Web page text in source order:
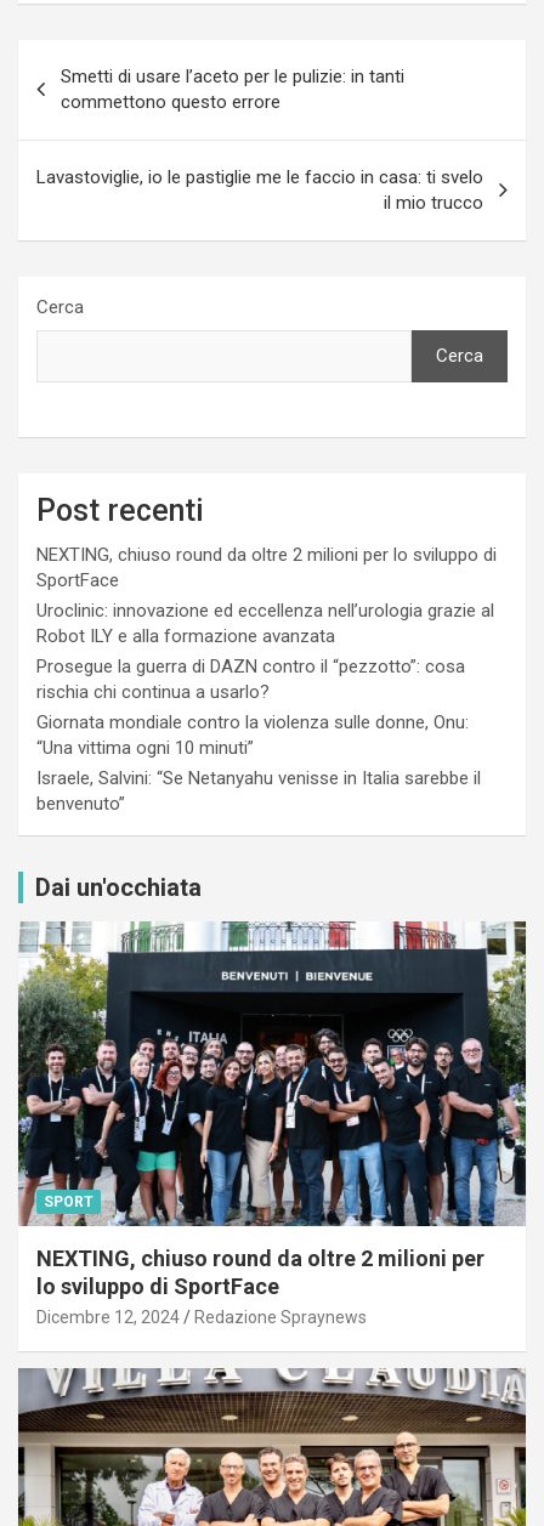
articoli
Smetti di usare l’aceto per le pulizie: in tanti
commettono questo errore
Lavastoviglie, io le pastiglie me le faccio in casa: ti svelo
il mio trucco
Cerca
Cerca
Post recenti
NEXTING, chiuso round da oltre 2 milioni per lo sviluppo di
SportFace
Uroclinic: innovazione ed eccellenza nell’urologia grazie al
Robot ILY e alla formazione avanzata
Prosegue la guerra di DAZN contro il “pezzotto”: cosa
rischia chi continua a usarlo?
Giornata mondiale contro la violenza sulle donne, Onu:
“Una vittima ogni 10 minuti”
Israele, Salvini: “Se Netanyahu venisse in Italia sarebbe il
benvenuto”
Dai un'occhiata
SPORT
NEXTING, chiuso round da oltre 2 milioni per
lo sviluppo di SportFace
Dicembre 12, 2024 Redazione Spraynews